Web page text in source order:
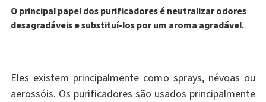
O principal papel dos purificadores é neutralizar odores
desagradáveis e substituí-los por um aroma agradável.
Eles existem principalmente como sprays, névoas ou
aerossóis. Os purificadores são usados principalmente